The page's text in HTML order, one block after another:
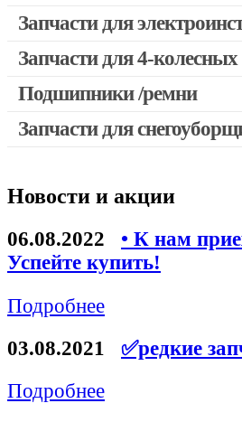
Запчасти для
Двигатели, редукторы для
Выключатели, переключатели
Запчасти для УШМ (болгарок)
Запчасти для
Запчасти для компрессоров
Конденсаторы
Ремни для электроинструмента
Запчасти для 4-колесных
Подшипники /ремни
Запчасти для
Новости и акции
06.08.2022
• К нам
Успейте купить!
Подробнее
03.08.2021
✅редкие
Подробнее